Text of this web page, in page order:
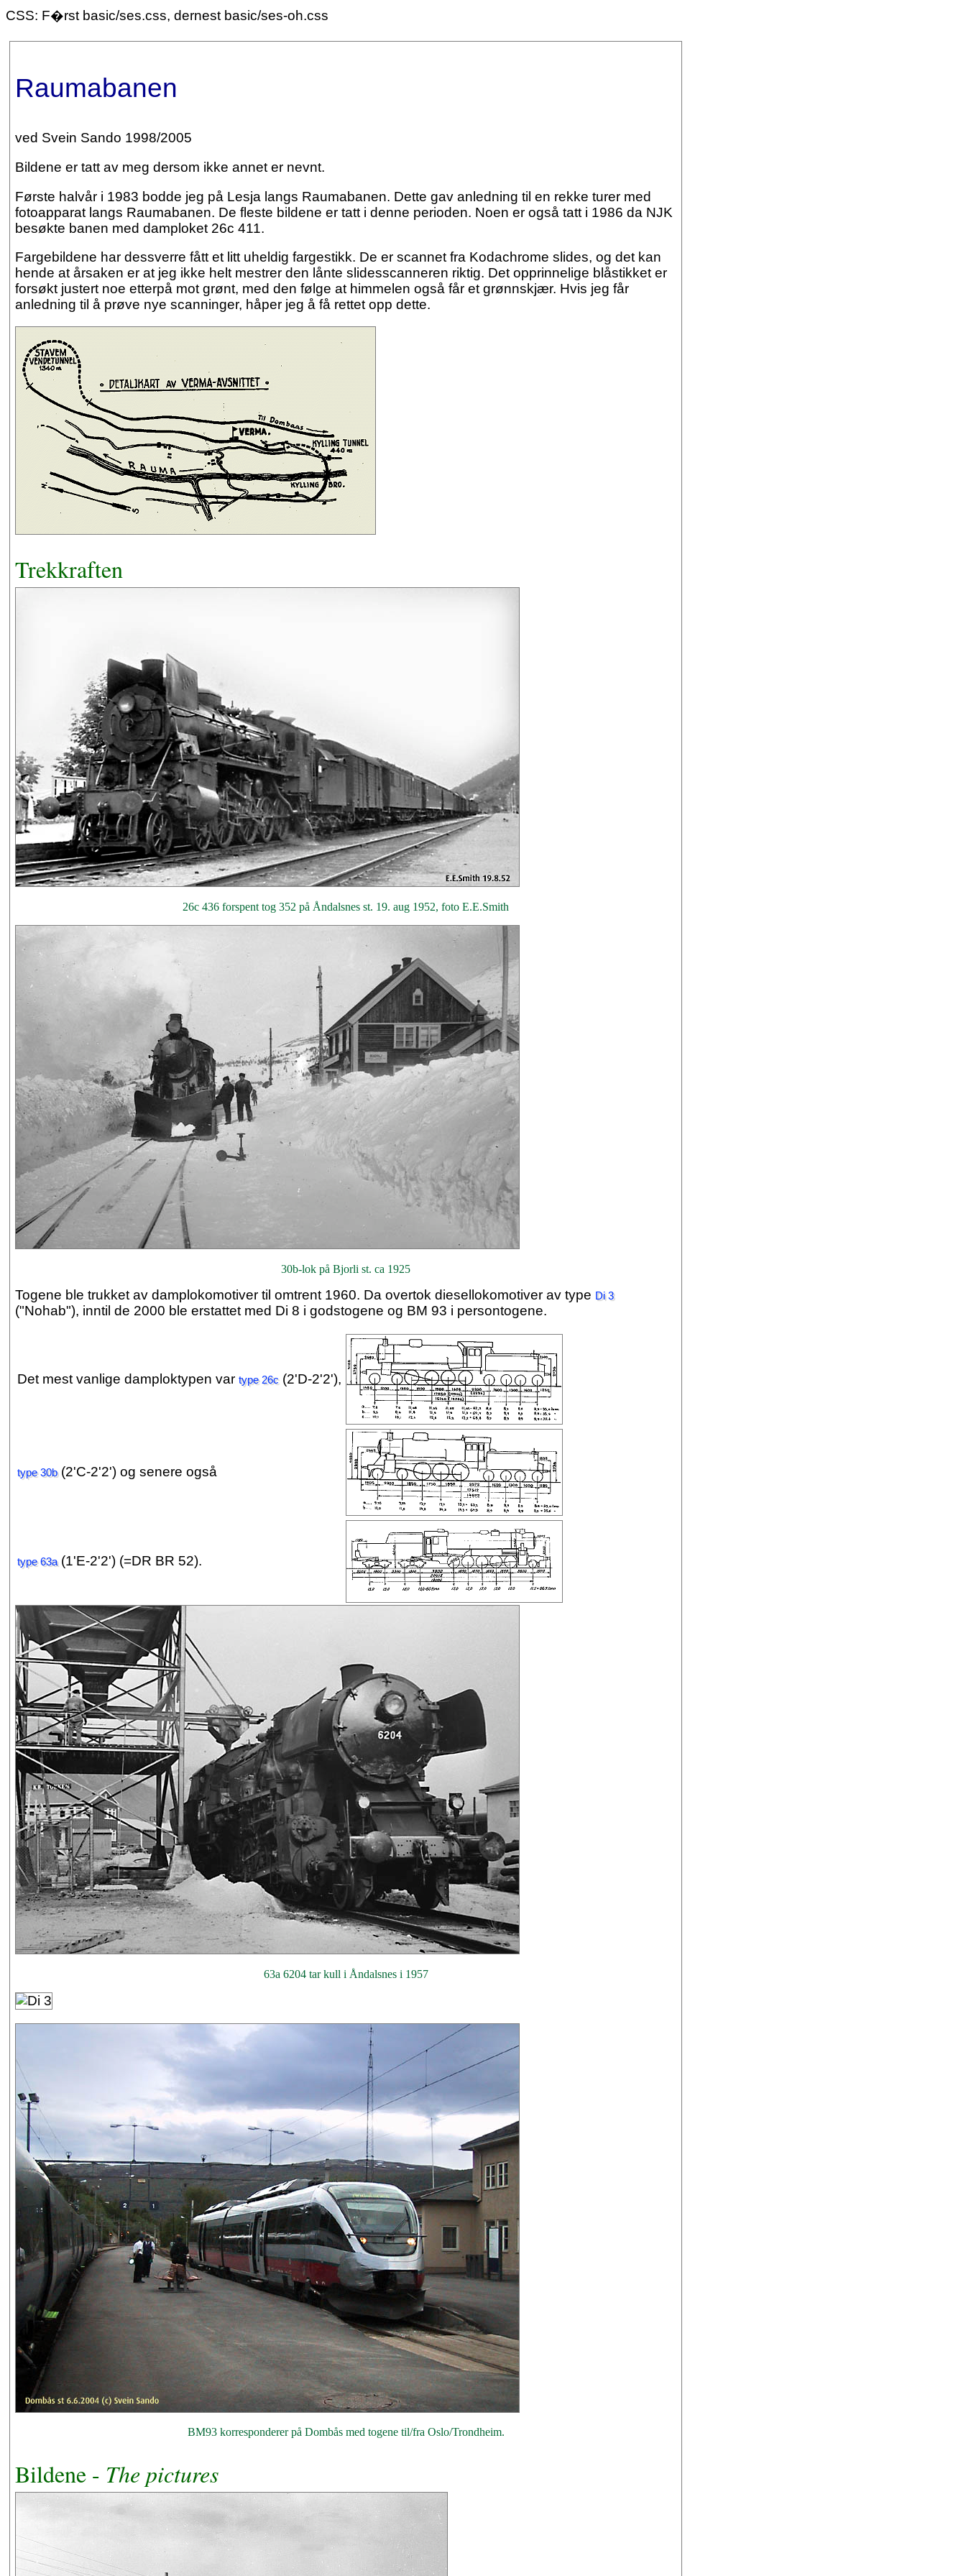
CSS: F�rst basic/ses.css, dernest basic/ses-oh.css
Raumabanen
ved Svein Sando 1998/2005
Bildene er tatt av meg dersom ikke annet er nevnt.
Første halvår i 1983 bodde jeg på Lesja langs Raumabanen. Dette gav anledning til en rekke turer med
fotoapparat langs Raumabanen. De fleste bildene er tatt i denne perioden. Noen er også tatt i 1986 da NJK
besøkte banen med damploket 26c 411.
Fargebildene har dessverre fått et litt uheldig fargestikk. De er scannet fra Kodachrome slides, og det kan
hende at årsaken er at jeg ikke helt mestrer den lånte slidesscanneren riktig. Det opprinnelige blåstikket er
forsøkt justert noe etterpå mot grønt, med den følge at himmelen også får et grønnskjær. Hvis jeg får
anledning til å prøve nye scanninger, håper jeg å få rettet opp dette.
Trekkraften
26c 436 forspent tog 352 på Åndalsnes st. 19. aug 1952, foto E.E.Smith
30b-lok på Bjorli st. ca 1925
Togene ble trukket av damplokomotiver til omtrent 1960. Da overtok diesellokomotiver av type Di 3
("Nohab"), inntil de 2000 ble erstattet med Di 8 i godstogene og BM 93 i persontogene.
Det mest vanlige damploktypen var type 26c(2'D-2'2'),
type 30b(2'C-2'2') og senere også
type 63a(1'E-2'2') (=DR BR 52).
63a 6204 tar kull i Åndalsnes i 1957
BM93 korresponderer på Dombås med togene til/fra Oslo/Trondheim.
Bildene - The pictures